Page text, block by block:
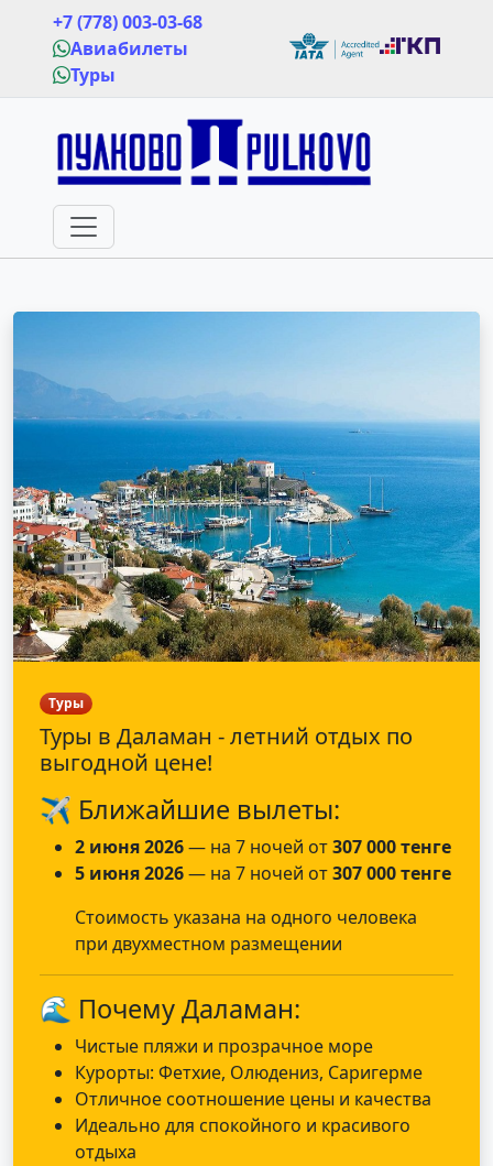
+7 (778) 003-03-68
Авиабилеты
Туры
Туры
Туры в Даламан - летний отдых по
выгодной цене!
✈️ Ближайшие вылеты:
2 июня 2026— на 7 ночей от307 000 тенге
5 июня 2026— на 7 ночей от307 000 тенге
Стоимость указана на одного человека
при двухместном размещении
🌊 Почему Даламан:
Чистые пляжи и прозрачное море
Курорты: Фетхие, Олюдениз, Саригерме
Отличное соотношение цены и качества
Идеально для спокойного и красивого
отдыха